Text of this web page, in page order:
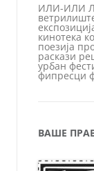
ИЛИ-ИЛИ
кинотека
поезија
раскази
урбан
фипресци
ВАШЕ